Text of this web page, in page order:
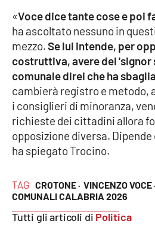
LAC
NETWORK
Lacplay.it
Lactv.it
Laconair.it
Lacitymag.it
Lacapitalenews.it
Ilreggino.it
TAG CROTONE · VINCENZO VOCE ·
COMUNALI CALABRIA 2026
Tutti gli articoli di Politica
«Voce dice tante cose e poi
ha ascoltato nessuno in
mezzo.Se lui intende, per
costruttiva, avere dei 'signor
comunale direi che ha
cambierà registro e metodo,
i consiglieri di minoranza,
richieste dei cittadini allora
opposizione diversa.
ha spiegato Trocino.